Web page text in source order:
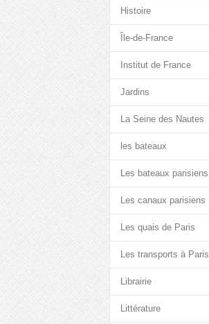
Histoire
Île-de-France
Institut de France
Jardins
La Seine des Nautes
les bateaux
Les bateaux parisiens
Les canaux parisiens
Les quais de Paris
Les transports à Paris
Librairie
Littérature